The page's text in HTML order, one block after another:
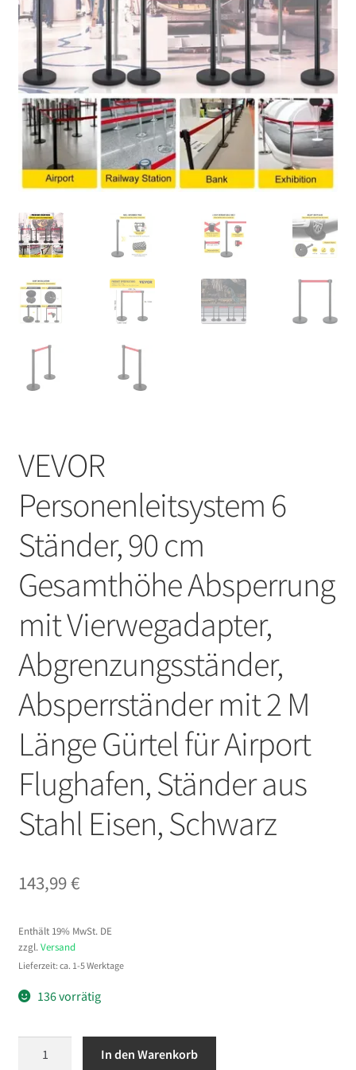
VEVOR
Personenleitsystem 6
Ständer, 90 cm
Gesamthöhe Absperrung
mit Vierwegadapter,
Abgrenzungsständer,
Absperrständer mit 2 M
Länge Gürtel für Airport
Flughafen, Ständer aus
Stahl Eisen, Schwarz
143,99€
Enthält 19% MwSt. DE
zzgl. Versand
Lieferzeit: ca. 1-5 Werktage
136 vorrätig
In den Warenkorb